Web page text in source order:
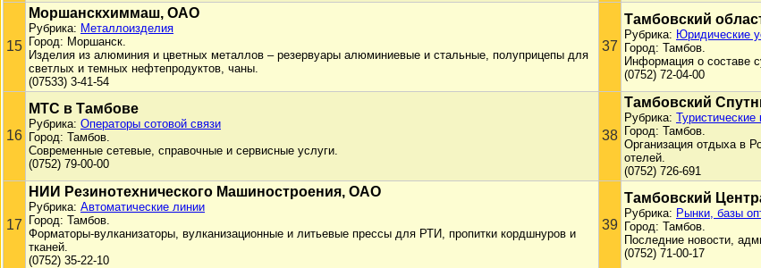
15
Моршанскхиммаш, ОАО
Рубрика: Металлоизделия
Город: Моршанск.
Изделия из алюминия и цветных металлов – резервуары алюминиевые и стальные, полуприцепы для
светлых и темных нефтепродуктов, чаны.
(07533) 3-41-54
37
Тамбовский
Рубрика: Юридические
Город: Тамбов.
Информация о составе
(0752) 72-04-00
16
МТС в Тамбове
Рубрика: Операторы сотовой связи
Город: Тамбов.
Современные сетевые, справочные и сервисные услуги.
(0752) 79-00-00
38
Тамбовский
Рубрика: Туристические
Город: Тамбов.
Организация отдыха в
отелей.
(0752) 726-691
17
НИИ Резинотехнического Машиностроения, ОАО
Рубрика: Автоматические линии
Город: Тамбов.
Форматоры-вулканизаторы, вулканизационные и литьевые прессы для РТИ, пропитки кордшнуров и
тканей.
(0752) 35-22-10
39
Тамбовский
Рубрика: Рынки, базы
Город: Тамбов.
Последние новости,
(0752) 71-00-17